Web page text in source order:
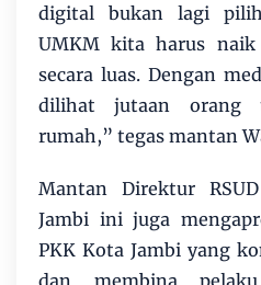
digital bukan lagi
UMKM kita harus naik
secara luas. Dengan
dilihat jutaan orang
rumah,” tegas mantan
Mantan Direktur
Jambi ini juga
PKK Kota Jambi yang
dan membina